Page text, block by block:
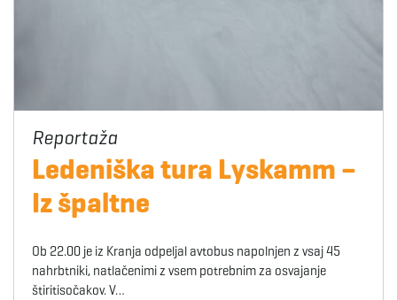
Ledeniška tura Lyskamm –
Iz špaltne
Ob 22.00 je iz Kranja odpeljal avtobus napolnjen z vsaj 45
nahrbtniki, natlačenimi z vsem potrebnim za osvajanje
štiritisočakov. V…